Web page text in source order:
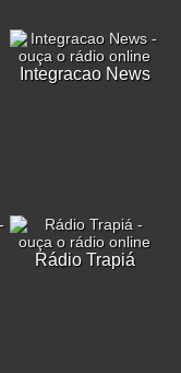
Integracao News
Rádio Trapiá